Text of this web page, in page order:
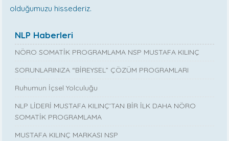
olduğumuzu hissederiz.
NLP Haberleri
NÖRO SOMATİK PROGRAMLAMA NSP MUSTAFA KILINÇ
SORUNLARINIZA “BİREYSEL” ÇÖZÜM PROGRAMLARI
Ruhumun İçsel Yolculuğu
NLP LİDERİ MUSTAFA KILINÇ’TAN BİR İLK DAHA NÖRO
SOMATİK PROGRAMLAMA
MUSTAFA KILINÇ MARKASI NSP